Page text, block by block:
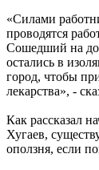
«Силами
проводятся
Сошедший на
остались в
город, чтобы
лекарства», -
Как рассказал
Хугаев,
оползня, если